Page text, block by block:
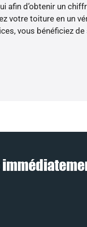
afin d’obtenir un
votre toiture en un
vous bénéficiez